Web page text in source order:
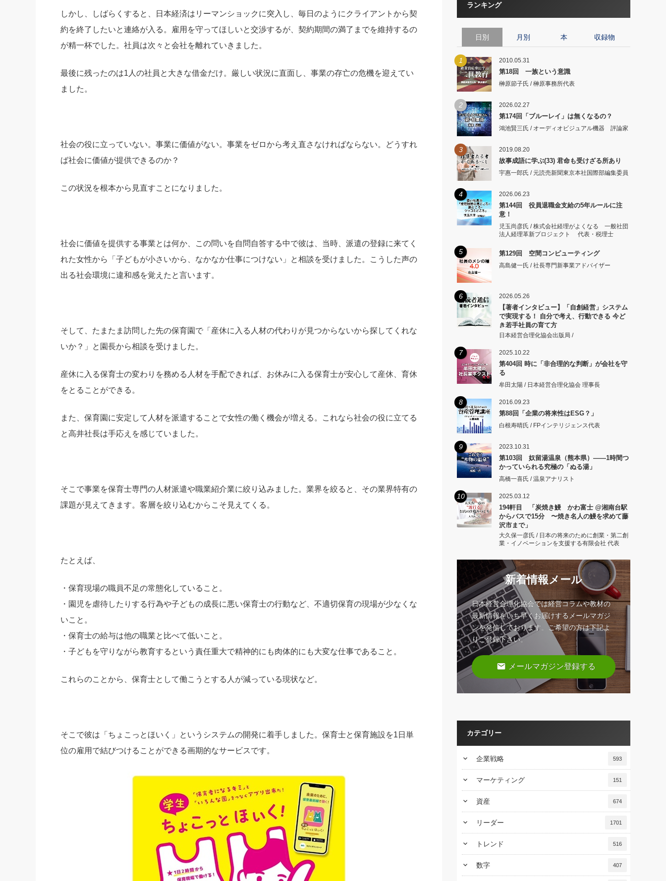
しかし、しばらくすると、日本経済はリーマンショックに突入し、毎日のようにクライアントから契
約を終了したいと連絡が入る。雇用を守ってほしいと交渉するが、契約期間の満了までを維持するの
が精一杯でした。社員は次々と会社を離れていきました。
最後に残ったのは1人の社員と大きな借金だけ。厳しい状況に直面し、事業の存亡の危機を迎えてい
ました。
社会の役に立っていない。事業に価値がない。事業をゼロから考え直さなければならない。どうすれ
ば社会に価値が提供できるのか？
この状況を根本から見直すことになりました。
社会に価値を提供する事業とは何か、この問いを自問自答する中で彼は、当時、派遣の登録に来てく
れた女性から「子どもが小さいから、なかなか仕事につけない」と相談を受けました。こうした声の
出る社会環境に違和感を覚えたと言います。
そして、たまたま訪問した先の保育園で「産休に入る人材の代わりが見つからないから探してくれな
いか？」と園長から相談を受けました。
産休に入る保育士の変わりを務める人材を手配できれば、お休みに入る保育士が安心して産休、育休
をとることができる。
また、保育園に安定して人材を派遣することで女性の働く機会が増える。これなら社会の役に立てる
と高井社長は手応えを感じていました。
そこで事業を保育士専門の人材派遣や職業紹介業に絞り込みました。業界を絞ると、その業界特有の
課題が見えてきます。客層を絞り込むからこそ見えてくる。
たとえば、
・保育現場の職員不足の常態化していること。
・園児を虐待したりする行為や子どもの成長に悪い保育士の行動など、不適切保育の現場が少なくな
いこと。
・保育士の給与は他の職業と比べて低いこと。
・子どもを守りながら教育するという責任重大で精神的にも肉体的にも大変な仕事であること。
これらのことから、保育士として働こうとする人が減っている現状など。
そこで彼は「ちょこっとほいく」というシステムの開発に着手しました。保育士と保育施設を1日単
位の雇用で結びつけることができる画期的なサービスです。
ランキング
日別 月別 本 収録物
1 2010.05.31
第18回 一族という意識
榊原節子氏 / 榊原事務所代表
2 2026.02.27
第174回「ブルーレイ」は無くなるの？
鴻池賢三氏 / オーディオビジュアル機器 評論家
3 2019.08.20
故事成語に学ぶ(33) 君命も受けざる所あり
宇惠一郎氏 / 元読売新聞東京本社国際部編集委員
4 2026.06.23
第144回 役員退職金支給の5年ルールに注
意！
児玉尚彦氏 / 株式会社経理がよくなる 一般社団
法人経理革新プロジェクト 代表・税理士
5 第129回 空間コンピューティング
高島健一氏 / 社長専門新事業アドバイザー
6 2026.05.26
【著者インタビュー】「自創経営」システム
で実現する！ 自分で考え、行動できる 今ど
き若手社員の育て方
日本経営合理化協会出版局 /
7 2025.10.22
第404回 時に「非合理的な判断」が会社を守
る
牟田太陽 / 日本経営合理化協会 理事長
8 2016.09.23
第88回「企業の将来性はESG？」
白根寿晴氏 / FPインテリジェンス代表
9 2023.10.31
第103回 奴留湯温泉（熊本県）――1時間つ
かっていられる究極の「ぬる湯」
高橋一喜氏 / 温泉アナリスト
10 2025.03.12
194軒目 「炭焼き鰻 かわ富士 @湘南台駅
からバスで15分 〜焼き名人の鰻を求めて藤
沢市まで」
大久保一彦氏 / 日本の将来のために創業・第二創
業・イノベーションを支援する有限会社 代表
新着情報メール
日本経営合理化協会では経営コラムや教材の
最新情報をいち早くお届けするメールマガジ
ンを発信しております。ご希望の方は下記よ
りご登録下さい。
email メールマガジン登録する
カテゴリー
keyboard_arrow_down 企業戦略 593
keyboard_arrow_down マーケティング 151
keyboard_arrow_down 資産 674
keyboard_arrow_down リーダー 1701
keyboard_arrow_down トレンド 516
keyboard_arrow_down 数字 407